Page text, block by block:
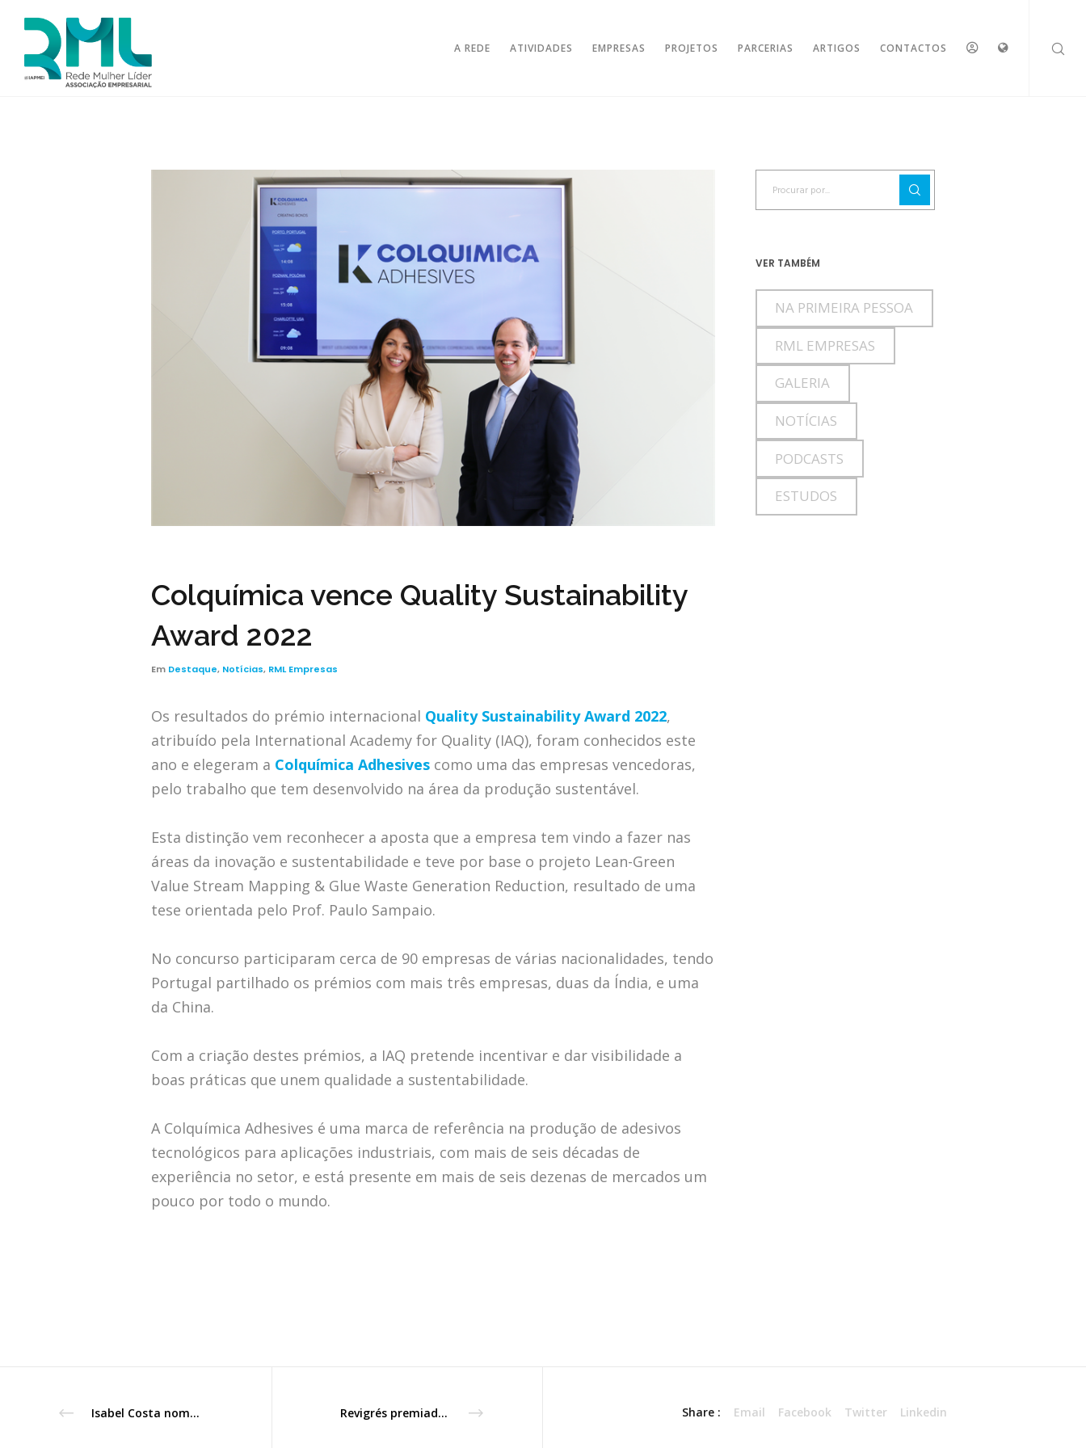
A REDE ATIVIDADES EMPRESAS PROJETOS PARCERIAS ARTIGOS CONTACTOS ESPAÇOIDIOMAS
Colquímica vence Quality Sustainability
Award 2022
Em Destaque, Notícias, RML Empresas
Os resultados do prémio internacional Quality Sustainability Award 2022,
atribuído pela International Academy for Quality (IAQ), foram conhecidos este
ano e elegeram a Colquímica Adhesives como uma das empresas vencedoras,
pelo trabalho que tem desenvolvido na área da produção sustentável.
Esta distinção vem reconhecer a aposta que a empresa tem vindo a fazer nas
áreas da inovação e sustentabilidade e teve por base o projeto Lean-Green
Value Stream Mapping & Glue Waste Generation Reduction, resultado de uma
tese orientada pelo Prof. Paulo Sampaio.
No concurso participaram cerca de 90 empresas de várias nacionalidades, tendo
Portugal partilhado os prémios com mais três empresas, duas da Índia, e uma
da China.
Com a criação destes prémios, a IAQ pretende incentivar e dar visibilidade a
boas práticas que unem qualidade a sustentabilidade.
A Colquímica Adhesives é uma marca de referência na produção de adesivos
tecnológicos para aplicações industriais, com mais de seis décadas de
experiência no setor, e está presente em mais de seis dezenas de mercados um
pouco por todo o mundo.
VER TAMBÉM
NA PRIMEIRA PESSOA
RML EMPRESAS
GALERIA
NOTÍCIAS
PODCASTS
ESTUDOS
Isabel Costa nomeada para os Prémios Activa Mulheres Inspiradoras Revigrés premiada nos Good Design Awards 22 Share : Email Facebook Twitter Linkedin